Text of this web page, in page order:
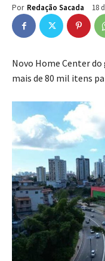
Por Redação Sacada 18
Novo Home Center
mais de 80 mil itens